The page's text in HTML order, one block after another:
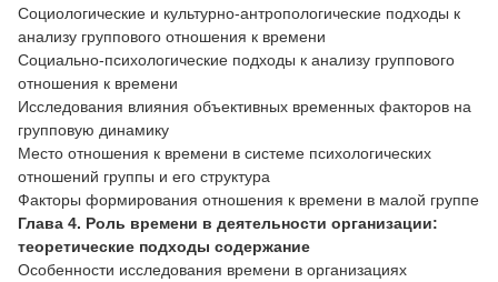
Социологические и культурно-антропологические подходы к
анализу группового отношения к времени
Социально-психологические подходы к анализу группового
отношения к времени
Исследования влияния объективных временных факторов на
групповую динамику
Место отношения к времени в системе психологических
отношений группы и его структура
Факторы формирования отношения к времени в малой группе
Глава 4. Роль времени в деятельности организации:
теоретические подходы содержание
Особенности исследования времени в организациях